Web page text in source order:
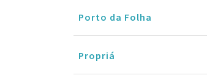
Porto da Folha
Propriá